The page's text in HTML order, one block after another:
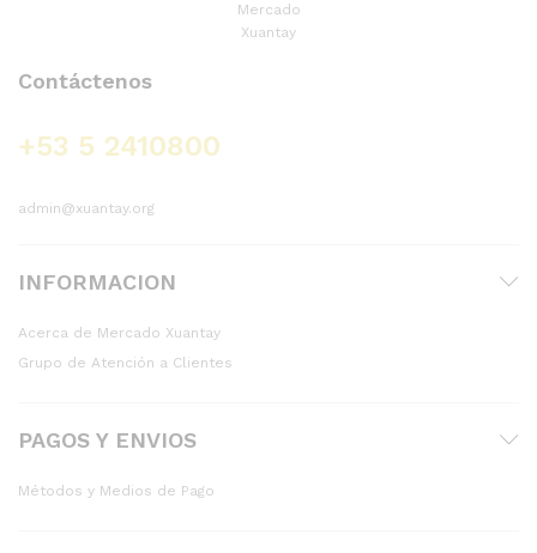
Contáctenos
+53 5 2410800
admin@xuantay.org
INFORMACION
Acerca de Mercado Xuantay
Grupo de Atención a Clientes
PAGOS Y ENVIOS
Métodos y Medios de Pago